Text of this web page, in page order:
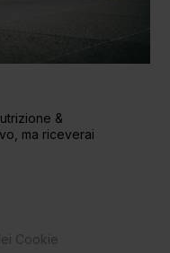
&
ma riceverai
Cookie